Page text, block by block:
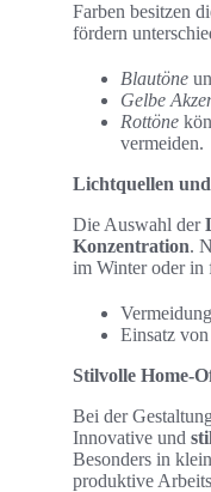
Farben besitzen
fördern
Blautöne
Gelbe
Rottöne
vermeiden.
Lichtquellen
Die Auswahl der
Konzentration.
im Winter oder in
Einsatz
Stilvolle Home-
Bei der
Innovative und
Besonders in
produktive